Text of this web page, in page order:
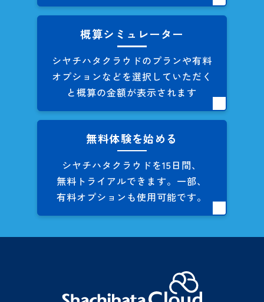
概算シミュレーター
シヤチハタクラウドのプランや有料
オプションなどを選択していただく
と概算の金額が表示されます
無料体験を始める
シヤチハタクラウドを15日間、
無料トライアルできます。 一部、
有料オプションも使用可能です。